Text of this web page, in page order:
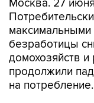
Москва. 27
максимальными
безработицы
домохозяйств
продолжили
на потребление.